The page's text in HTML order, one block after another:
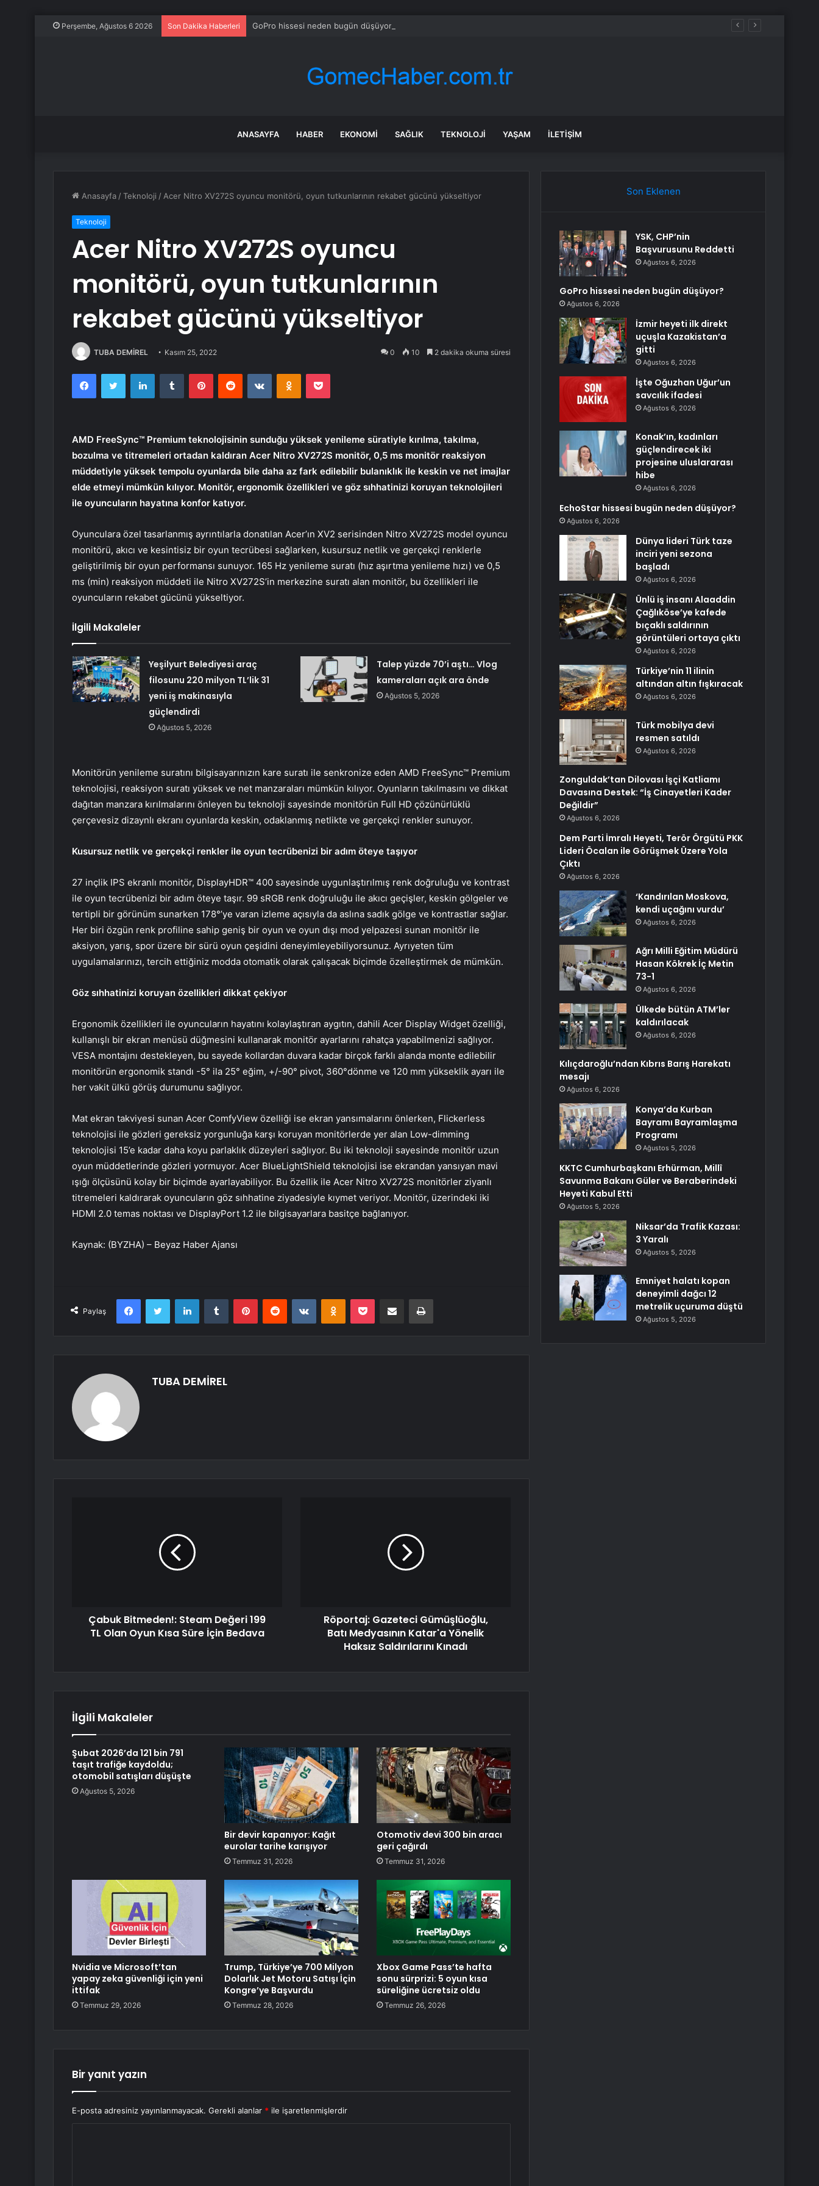
Perşembe, Ağustos 6 2026 Son Dakika Haberleri GoPro hissesi neden bugün düşüyor?
ANASAYFA HABER EKONOMI SAĞLIK TEKNOLOJI YAŞAM İLETIŞIM
Anasayfa /Teknoloji / Acer Nitro XV272S oyuncu monitörü, oyun tutkunlarının rekabet gücünü yükseltiyor
Teknoloji
Acer Nitro XV272S oyuncu
monitörü, oyun tutkunlarının
rekabet gücünü yükseltiyor
TUBA DEMİREL Kasım 25, 2022 0 10 2 dakika okuma süresi
FacebookTwitter LinkedInTumblr PinterestReddit VKontakteOdnoklassniki
Pocket
AMD FreeSync™ Premium teknolojisinin sunduğu yüksek yenileme süratiyle kırılma, takılma,
bozulma ve titremeleri ortadan kaldıran Acer Nitro XV272S monitör, 0,5 ms monitör reaksiyon
müddetiyle yüksek tempolu oyunlarda bile daha az fark edilebilir bulanıklık ile keskin ve net imajlar
elde etmeyi mümkün kılıyor. Monitör, ergonomik özellikleri ve göz sıhhatinizi koruyan teknolojileri
ile oyuncuların hayatına konfor katıyor.
Oyunculara özel tasarlanmış ayrıntılarla donatılan Acer’ın XV2 serisinden Nitro XV272S model oyuncu
monitörü, akıcı ve kesintisiz bir oyun tecrübesi sağlarken, kusursuz netlik ve gerçekçi renklerle
geliştirilmiş bir oyun performansı sunuyor. 165 Hz yenileme suratı (hız aşırtma yenileme hızı) ve 0,5
ms (min) reaksiyon müddeti ile Nitro XV272S’in merkezine suratı alan monitör, bu özellikleri ile
oyuncuların rekabet gücünü yükseltiyor.
İlgili Makaleler
Yeşilyurt Belediyesi araç
filosunu 220 milyon TL’lik 31
yeni iş makinasıyla
güçlendirdi
Ağustos 5, 2026
Talep yüzde 70’i aştı… Vlog
kameraları açık ara önde
Ağustos 5, 2026
Monitörün yenileme suratını bilgisayarınızın kare suratı ile senkronize eden AMD FreeSync™ Premium
teknolojisi, reaksiyon suratı yüksek ve net manzaraları mümkün kılıyor. Oyunların takılmasını ve dikkat
dağıtan manzara kırılmalarını önleyen bu teknoloji sayesinde monitörün Full HD çözünürlüklü
çerçevesiz dizaynlı ekranı oyunlarda keskin, odaklanmış netlikte ve gerçekçi renkler sunuyor.
Kusursuz netlik ve gerçekçi renkler ile oyun tecrübenizi bir adım öteye taşıyor
27 inçlik IPS ekranlı monitör, DisplayHDR™ 400 sayesinde uygunlaştırılmış renk doğruluğu ve kontrast
ile oyun tecrübenizi bir adım öteye taşır. 99 sRGB renk doğruluğu ile akıcı geçişler, keskin gölgeler ve
tertipli bir görünüm sunarken 178°’ye varan izleme açısıyla da aslına sadık gölge ve kontrastlar sağlar.
Her biri özgün renk profiline sahip geniş bir oyun ve oyun dışı mod yelpazesi sunan monitör ile
aksiyon, yarış, spor üzere bir sürü oyun çeşidini deneyimleyebiliyorsunuz. Ayrıyeten tüm
uygulamalarınızı, tercih ettiğiniz modda otomatik olarak çalışacak biçimde özelleştirmek de mümkün.
Göz sıhhatinizi koruyan özellikleri dikkat çekiyor
Ergonomik özellikleri ile oyuncuların hayatını kolaylaştıran aygıtın, dahili Acer Display Widget özelliği,
kullanışlı bir ekran menüsü düğmesini kullanarak monitör ayarlarını rahatça yapabilmenizi sağlıyor.
VESA montajını destekleyen, bu sayede kollardan duvara kadar birçok farklı alanda monte edilebilir
monitörün ergonomik standı -5° ila 25° eğim, +/-90° pivot, 360°dönme ve 120 mm yükseklik ayarı ile
her vakit ülkü görüş durumunu sağlıyor.
Mat ekran takviyesi sunan Acer ComfyView özelliği ise ekran yansımalarını önlerken, Flickerless
teknolojisi ile gözleri gereksiz yorgunluğa karşı koruyan monitörlerde yer alan Low-dimming
teknolojisi 15’e kadar daha koyu parlaklık düzeyleri sağlıyor. Bu iki teknoloji sayesinde monitör uzun
oyun müddetlerinde gözleri yormuyor. Acer BlueLightShield teknolojisi ise ekrandan yansıyan mavi
ışığı ölçüsünü kolay bir biçimde ayarlayabiliyor. Bu özellik ile Acer Nitro XV272S monitörler ziyanlı
titremeleri kaldırarak oyuncuların göz sıhhatine ziyadesiyle kıymet veriyor. Monitör, üzerindeki iki
HDMI 2.0 temas noktası ve DisplayPort 1.2 ile bilgisayarlara basitçe bağlanıyor.
Kaynak: (BYZHA) – Beyaz Haber Ajansı
Paylaş
FacebookTwitter LinkedInTumblr PinterestReddit VKontakteOdnoklassniki
Pocket E-Posta ile paylaş Yazdır
TUBA DEMİREL
Çabuk Bitmeden!: Steam Değeri 199
TL Olan Oyun Kısa Süre İçin Bedava
Röportaj: Gazeteci Gümüşlüoğlu,
Batı Medyasının Katar'a Yönelik
Haksız Saldırılarını Kınadı
İlgili Makaleler
Şubat 2026’da 121 bin 791
taşıt trafiğe kaydoldu;
otomobil satışları düşüşte
Ağustos 5, 2026
Bir devir kapanıyor: Kağıt
eurolar tarihe karışıyor
Temmuz 31, 2026
Otomotiv devi 300 bin aracı
geri çağırdı
Temmuz 31, 2026
Nvidia ve Microsoft’tan
yapay zeka güvenliği için yeni
ittifak
Temmuz 29, 2026
Trump, Türkiye’ye 700 Milyon
Dolarlık Jet Motoru Satışı İçin
Kongre’ye Başvurdu
Temmuz 28, 2026
Xbox Game Pass’te hafta
sonu sürprizi: 5 oyun kısa
süreliğine ücretsiz oldu
Temmuz 26, 2026
Bir yanıt yazın
E-posta adresiniz yayınlanmayacak. Gerekli alanlar * ile işaretlenmişlerdir
Son Eklenen
YSK, CHP’nin
Başvurusunu Reddetti
Ağustos 6, 2026
GoPro hissesi neden bugün düşüyor?
Ağustos 6, 2026
İzmir heyeti ilk direkt
uçuşla Kazakistan’a
gitti
Ağustos 6, 2026
İşte Oğuzhan Uğur’un
savcılık ifadesi
Ağustos 6, 2026
Konak’ın, kadınları
güçlendirecek iki
projesine uluslararası
hibe
Ağustos 6, 2026
EchoStar hissesi bugün neden düşüyor?
Ağustos 6, 2026
Dünya lideri Türk taze
inciri yeni sezona
başladı
Ağustos 6, 2026
Ünlü iş insanı Alaaddin
Çağlıköse’ye kafede
bıçaklı saldırının
görüntüleri ortaya çıktı
Ağustos 6, 2026
Türkiye’nin 11 ilinin
altından altın fışkıracak
Ağustos 6, 2026
Türk mobilya devi
resmen satıldı
Ağustos 6, 2026
Zonguldak’tan Dilovası İşçi Katliamı
Davasına Destek: “İş Cinayetleri Kader
Değildir”
Ağustos 6, 2026
Dem Parti İmralı Heyeti, Terör Örgütü PKK
Lideri Öcalan ile Görüşmek Üzere Yola
Çıktı
Ağustos 6, 2026
‘Kandırılan Moskova,
kendi uçağını vurdu’
Ağustos 6, 2026
Ağrı Milli Eğitim Müdürü
Hasan Kökrek İç Metin
73-1
Ağustos 6, 2026
Ülkede bütün ATM’ler
kaldırılacak
Ağustos 6, 2026
Kılıçdaroğlu’ndan Kıbrıs Barış Harekatı
mesajı
Ağustos 6, 2026
Konya’da Kurban
Bayramı Bayramlaşma
Programı
Ağustos 5, 2026
KKTC Cumhurbaşkanı Erhürman, Millî
Savunma Bakanı Güler ve Beraberindeki
Heyeti Kabul Etti
Ağustos 5, 2026
Niksar’da Trafik Kazası:
3 Yaralı
Ağustos 5, 2026
Emniyet halatı kopan
deneyimli dağcı 12
metrelik uçuruma düştü
Ağustos 5, 2026